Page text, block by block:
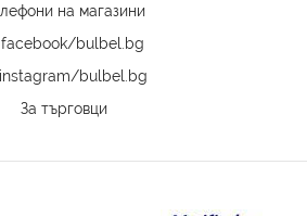
на магазини
facebook/bulbel.bg
instagram/bulbel.bg
За търговци